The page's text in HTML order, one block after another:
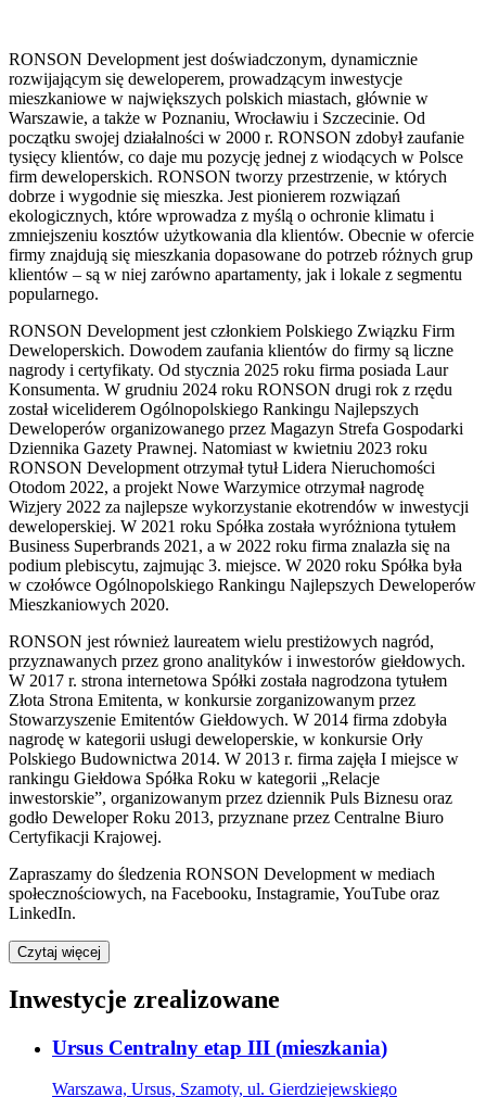
RONSON Development jest doświadczonym, dynamicznie
rozwijającym się deweloperem, prowadzącym inwestycje
mieszkaniowe w największych polskich miastach, głównie w
Warszawie, a także w Poznaniu, Wrocławiu i Szczecinie. Od
początku swojej działalności w 2000 r. RONSON zdobył zaufanie
tysięcy klientów, co daje mu pozycję jednej z wiodących w Polsce
firm deweloperskich. RONSON tworzy przestrzenie, w których
dobrze i wygodnie się mieszka. Jest pionierem rozwiązań
ekologicznych, które wprowadza z myślą o ochronie klimatu i
zmniejszeniu kosztów użytkowania dla klientów. Obecnie w ofercie
firmy znajdują się mieszkania dopasowane do potrzeb różnych grup
klientów – są w niej zarówno apartamenty, jak i lokale z segmentu
popularnego.
RONSON Development jest członkiem Polskiego Związku Firm
Deweloperskich. Dowodem zaufania klientów do firmy są liczne
nagrody i certyfikaty. Od stycznia 2025 roku firma posiada Laur
Konsumenta. W grudniu 2024 roku RONSON drugi rok z rzędu
został wiceliderem Ogólnopolskiego Rankingu Najlepszych
Deweloperów organizowanego przez Magazyn Strefa Gospodarki
Dziennika Gazety Prawnej. Natomiast w kwietniu 2023 roku
RONSON Development otrzymał tytuł Lidera Nieruchomości
Otodom 2022, a projekt Nowe Warzymice otrzymał nagrodę
Wizjery 2022 za najlepsze wykorzystanie ekotrendów w inwestycji
deweloperskiej. W 2021 roku Spółka została wyróżniona tytułem
Business Superbrands 2021, a w 2022 roku firma znalazła się na
podium plebiscytu, zajmując 3. miejsce. W 2020 roku Spółka była
w czołówce Ogólnopolskiego Rankingu Najlepszych Deweloperów
Mieszkaniowych 2020.
RONSON jest również laureatem wielu prestiżowych nagród,
przyznawanych przez grono analityków i inwestorów giełdowych.
W 2017 r. strona internetowa Spółki została nagrodzona tytułem
Złota Strona Emitenta, w konkursie zorganizowanym przez
Stowarzyszenie Emitentów Giełdowych. W 2014 firma zdobyła
nagrodę w kategorii usługi deweloperskie, w konkursie Orły
Polskiego Budownictwa 2014. W 2013 r. firma zajęła I miejsce w
rankingu Giełdowa Spółka Roku w kategorii „Relacje
inwestorskie”, organizowanym przez dziennik Puls Biznesu oraz
godło Deweloper Roku 2013, przyznane przez Centralne Biuro
Certyfikacji Krajowej.
Zapraszamy do śledzenia RONSON Development w mediach
społecznościowych, na Facebooku, Instagramie, YouTube oraz
LinkedIn.
Czytaj więcej
Inwestycje zrealizowane
Ursus Centralny etap III (mieszkania)
Warszawa, Ursus, Szamoty, ul. Gierdziejewskiego